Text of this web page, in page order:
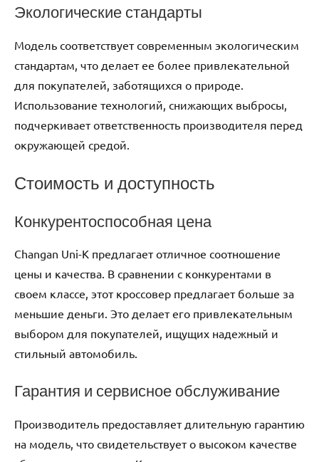
Экологические стандарты
Модель соответствует современным экологическим
стандартам, что делает ее более привлекательной
для покупателей, заботящихся о природе.
Использование технологий, снижающих выбросы,
подчеркивает ответственность производителя перед
окружающей средой.
Стоимость и доступность
Конкурентоспособная цена
Changan Uni-K предлагает отличное соотношение
цены и качества. В сравнении с конкурентами в
своем классе, этот кроссовер предлагает больше за
меньшие деньги. Это делает его привлекательным
выбором для покупателей, ищущих надежный и
стильный автомобиль.
Гарантия и сервисное обслуживание
Производитель предоставляет длительную гарантию
на модель, что свидетельствует о высоком качестве